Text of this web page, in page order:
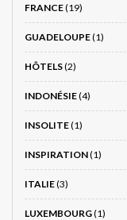
FRANCE(19)
GUADELOUPE(1)
HÔTELS(2)
INDONÉSIE(4)
INSOLITE(1)
INSPIRATION(1)
ITALIE(3)
LUXEMBOURG(1)